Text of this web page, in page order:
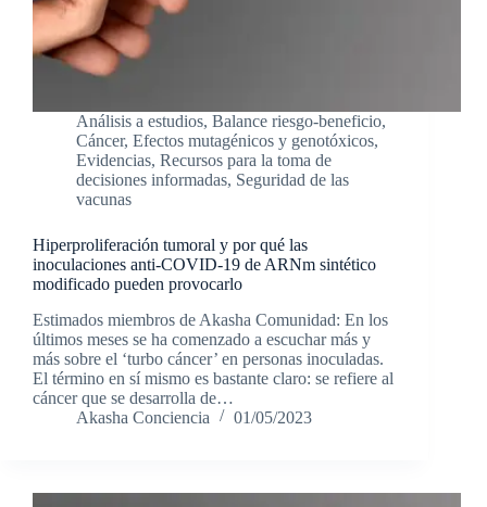
Análisis a estudios, Balance riesgo-beneficio,
Cáncer, Efectos mutagénicos y genotóxicos,
Evidencias, Recursos para la toma de
decisiones informadas, Seguridad de las
vacunas
Hiperproliferación tumoral y por qué las
inoculaciones anti-COVID-19 de ARNm sintético
modificado pueden provocarlo
Estimados miembros de Akasha Comunidad: En los
últimos meses se ha comenzado a escuchar más y
más sobre el ‘turbo cáncer’ en personas inoculadas.
El término en sí mismo es bastante claro: se refiere al
cáncer que se desarrolla de…
Akasha Conciencia
01/05/2023